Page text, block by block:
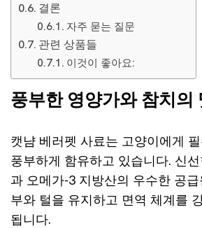
결론
자주 묻는 질문
관련 상품들
이것이 좋아요:
풍부한 영양가와 참치의
캣냠 베러펫 사료는 고양이에게
풍부하게 함유하고 있습니다. 신
과 오메가-3 지방산의 우수한 공
부와 털을 유지하고 면역 체계를
됩니다.